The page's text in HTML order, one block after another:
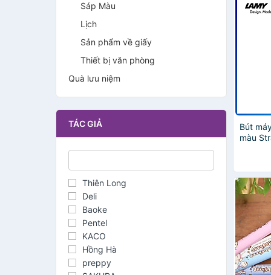
Sáp Màu
Lịch
Sản phẩm về giấy
Thiết bị văn phòng
Quà lưu niệm
TÁC GIẢ
Thiên Long
Deli
Baoke
Pentel
KACO
Hồng Hà
preppy
Bút
màu